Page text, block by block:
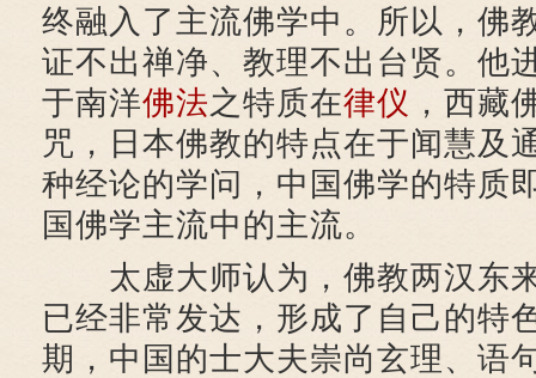
终融入了主流佛学中。所以，佛
证不出禅净、教理不出台贤。他
于南洋佛法之特质在律仪 ，西藏
咒，日本佛教的特点在于闻慧及
种经论的学问，中国佛学的特质
国佛学主流中的主流。
太虚大师认为，佛教两汉东
已经非常发达，形成了自己的特
期，中国的士大夫崇尚玄理、语